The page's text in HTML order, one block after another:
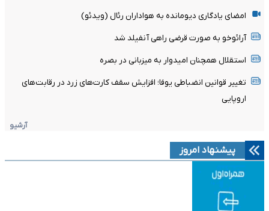
امضای یادگاری دیومانده به هواداران رئال (ویدئو)
آرائوخو به صورت قرضی راهی آنفیلد شد
استقلال همچنان امیدوار به میزبانی در بصره
تغییر قوانین انضباطی یوفا؛ افزایش سقف کارت‌های زرد در رقابت‌های
اروپایی
آرشیو
پیشنهاد امروز